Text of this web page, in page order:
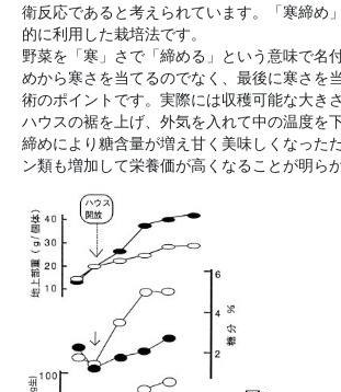
衛反応であると考えられています。「寒締め
的に利用した栽培法です。
野菜を「寒」さで「締める」という意味で名
めから寒さを当てるのでなく、最後に寒さを
術のポイントです。実際には収穫可能な大き
ハウスの裾を上げ、外気を入れて中の温度を
締めにより糖含量が増え甘く美味しくなった
ン類も増加して栄養価が高くなることが明ら